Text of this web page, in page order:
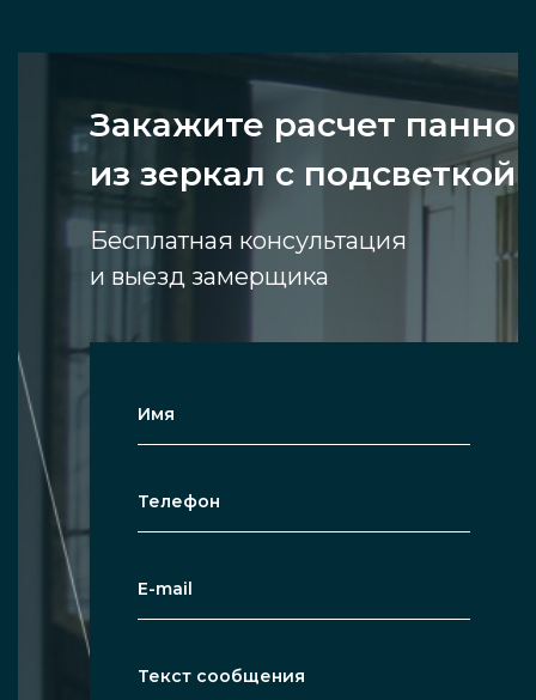
Закажите расчет панно
из зеркал с подсветкой
Бесплатная консультация
и выезд замерщика